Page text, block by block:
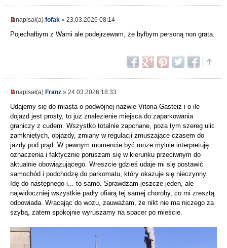
napisał(a) fofak » 23.03.2026 08:14
Pojechałbym z Wami ale podejrzewam, że byłbym personą non grata.
napisał(a) Franz » 24.03.2026 18:33
Udajemy się do miasta o podwójnej nazwie Vitoria-Gasteiz i o ile
dojazd jest prosty, to już znalezienie miejsca do zaparkowania
graniczy z cudem. Wszystko totalnie zapchane, poza tym szereg ulic
zamkniętych, objazdy, zmiany w regulacji zmuszające czasem do
jazdy pod prąd. W pewnym momencie być może mylnie interpretuję
oznaczenia i faktycznie poruszam się w kierunku przeciwnym do
aktualnie obowiązującego. Wreszcie gdzieś udaje mi się postawić
samochód i podchodzę do parkomatu, który okazuje się nieczynny.
Idę do następnego i... to samo. Sprawdzam jeszcze jeden, ale
najwidoczniej wszystkie padły ofiarą tej samej choroby, co mi zresztą
odpowiada. Wracając do wozu, zauważam, że nikt nie ma niczego za
szybą, zatem spokojnie wyruszamy na spacer po mieście.